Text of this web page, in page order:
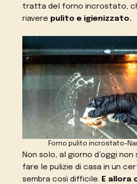
tratta del forno incrostato,
riavere pulito e igienizzato.
Forno pulito incrostato-
Non solo, al giorno d’oggi non
fare le pulizie di casa in un
sembra così difficile. E allora